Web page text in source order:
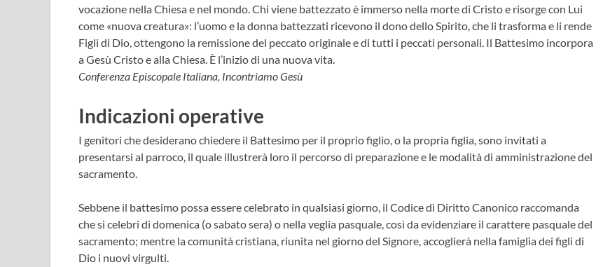
vocazione nella Chiesa e nel mondo. Chi viene battezzato è immerso nella morte di Cristo e risorge con Lui
come «nuova creatura»: l’uomo e la donna battezzati ricevono il dono dello Spirito, che li trasforma e li rende
Figli di Dio, ottengono la remissione del peccato originale e di tutti i peccati personali. Il Battesimo incorpora
a Gesù Cristo e alla Chiesa. È l’inizio di una nuova vita.
Conferenza Episcopale Italiana, Incontriamo Gesù
Indicazioni operative
I genitori che desiderano chiedere il Battesimo per il proprio figlio, o la propria figlia, sono invitati a
presentarsi al parroco, il quale illustrerà loro il percorso di preparazione e le modalità di amministrazione del
sacramento.
Sebbene il battesimo possa essere celebrato in qualsiasi giorno, il Codice di Diritto Canonico raccomanda
che si celebri di domenica (o sabato sera) o nella veglia pasquale, così da evidenziare il carattere pasquale del
sacramento; mentre la comunità cristiana, riunita nel giorno del Signore, accoglierà nella famiglia dei figli di
Dio i nuovi virgulti.